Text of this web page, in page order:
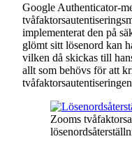
Google Authenticator-
implementerat den på
glömt sitt lösenord kan
vilken då skickas till
allt som behövs för att
Zooms